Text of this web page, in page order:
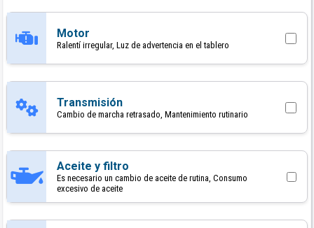
Motor
Ralentí irregular, Luz de advertencia en el tablero
Transmisión
Cambio de marcha retrasado, Mantenimiento rutinario
Aceite y filtro
Es necesario un cambio de aceite de rutina, Consumo
excesivo de aceite